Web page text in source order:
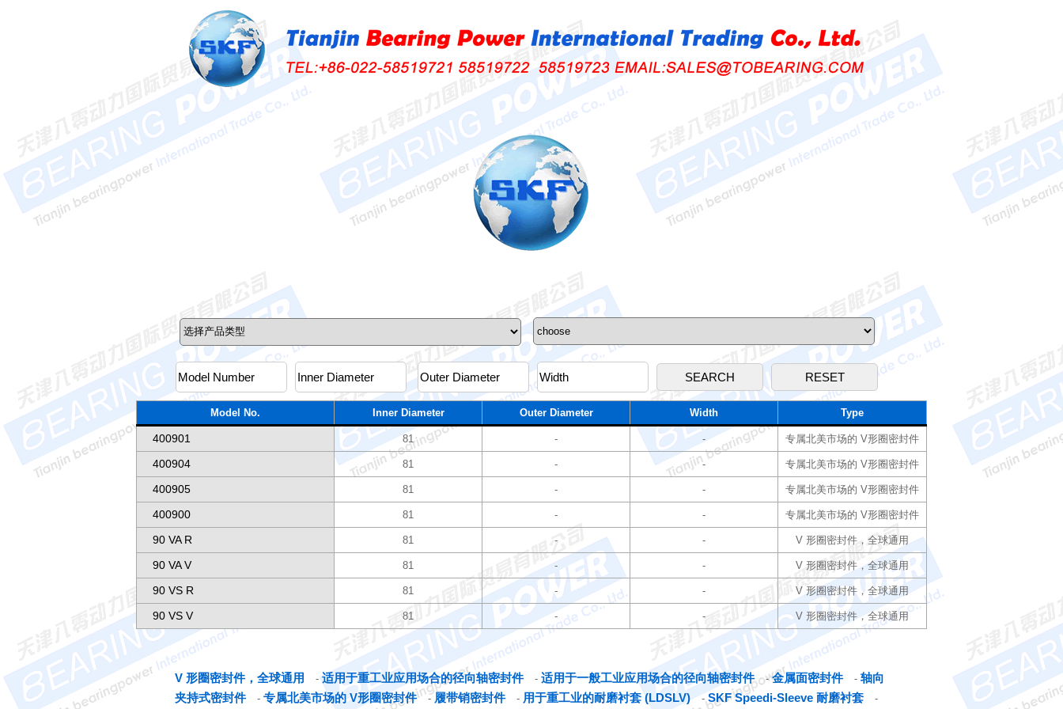
Model No. Inner Diameter Outer Diameter Width Type
400901 81 - - 专属北美市场的 V形圈密封件
400904 81 - - 专属北美市场的 V形圈密封件
400905 81 - - 专属北美市场的 V形圈密封件
400900 81 - - 专属北美市场的 V形圈密封件
90 VA R 81 - - V 形圈密封件，全球通用
90 VA V 81 - - V 形圈密封件，全球通用
90 VS R 81 - - V 形圈密封件，全球通用
90 VS V 81 - - V 形圈密封件，全球通用
V 形圈密封件，全球通用 -适用于重工业应用场合的径向轴密封件 - 适用于一般工业应用场合的径向轴密封件 -金属面密封件 - 轴向
夹持式密封件
- 专属北美市场的 V形圈密封件 -履带销密封件 - 用于重工业的耐磨衬套 (LDSLV) - SKF Speedi-Sleeve 耐磨衬套 -